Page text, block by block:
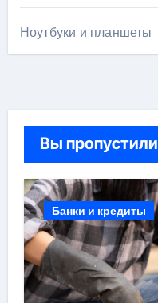
Ноутбуки и планшеты
Вы пропустили
Банки и кредиты